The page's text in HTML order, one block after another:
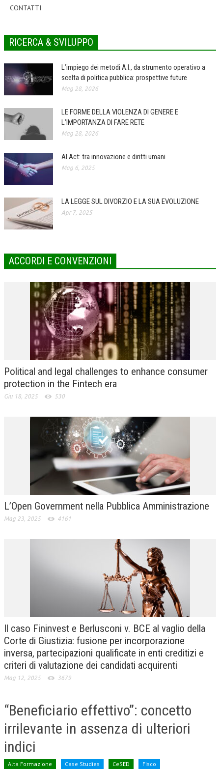
COMITATO EDITORIALE
PEER REVIEW
CODICE ETICO
AUTORI
COLLABORA CON NOI
CORPORATE SOCIAL RESPONSIBILITY
INTERNAZIONALIZZAZIONE
HUMAN RESOURCES
MARKETING
RISK MANAGEMENT
SVILUPPO SOSTENIBILE
PERSONA E CITTÀ
L’UMANISTA
DIRITTO PENALE D’IMPRESA
DIRITTO DEL LAVORO
DIRITTO DEL WEB
DIRITTO DELLE IMPRESE IN CRISI
CRIMINOLOGIA E CRIMINALISTICA
SICUREZZA SUL LAVORO
DIRITTO TRIBUTARIO
PRASSI
AMMINISTRATIVA
TRIBUTARIA
COSTITUZIONALE
CIVILE
TRIBUTARIA
PENALE
CONTATTI
RICERCA & SVILUPPO
L’impiego dei metodi A.I., da strumento operativo a
scelta di politica pubblica: prospettive future
Mag 28, 2026
LE FORME DELLA VIOLENZA DI GENERE E
L’IMPORTANZA DI FARE RETE
Mag 28, 2026
AI Act: tra innovazione e diritti umani
Mag 6, 2025
LA LEGGE SUL DIVORZIO E LA SUA EVOLUZIONE
Apr 7, 2025
ACCORDI E CONVENZIONI
Political and legal challenges to enhance consumer
protection in the Fintech era
Giu 18, 2025 530
L’Open Government nella Pubblica Amministrazione
Mag 23, 2025 4161
Il caso Fininvest e Berlusconi v. BCE al vaglio della
Corte di Giustizia: fusione per incorporazione
inversa, partecipazioni qualificate in enti creditizi e
criteri di valutazione dei candidati acquirenti
Mag 12, 2025 3679
“Beneficiario effettivo”: concetto
irrilevante in assenza di ulteriori
indici
Alta Formazione Case Studies CeSED
Fisco